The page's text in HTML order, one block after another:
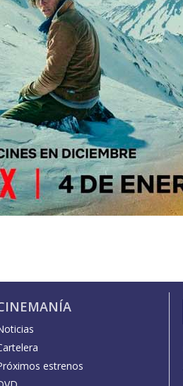
estrenos